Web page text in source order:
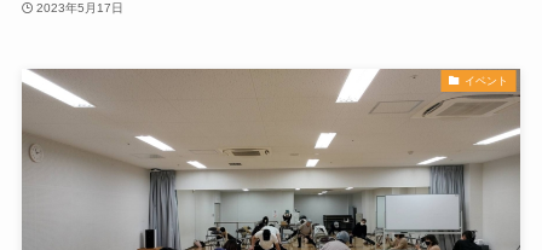
2023年5月17日
イベント